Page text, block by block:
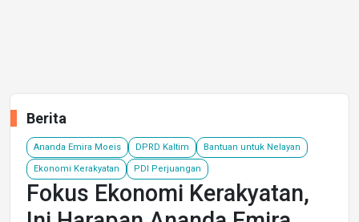
Berita
Ananda Emira Moeis DPRD Kaltim Bantuan untuk Nelayan
Ekonomi Kerakyatan PDI Perjuangan
Fokus Ekonomi Kerakyatan,